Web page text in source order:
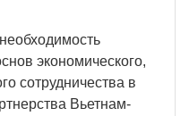
экономического,
сотрудничества в
Вьетнам-